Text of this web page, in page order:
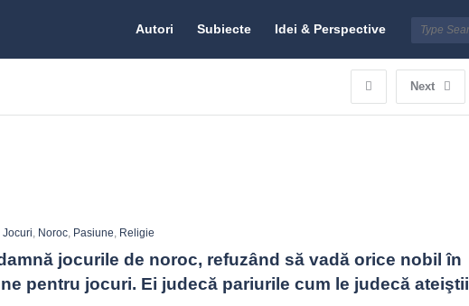
Citate.ro
Autori Subiecte Idei & Perspective
Next
Jocuri, Noroc, Pasiune, Religie
jocurile de noroc, refuzând să vadă orice nobil în
pentru jocuri. Ei judecă pariurile cum le judecă ateiştii